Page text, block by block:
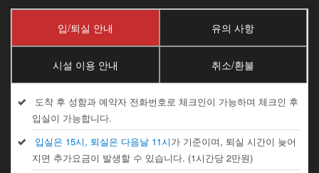
입/퇴실 안내 유의 사항
시설 이용 안내 취소/환불
도착 후 성함과 예약자 전화번호로 체크인이 가능하며 체크인 후
입실이 가능합니다.
입실은 15시, 퇴실은 다음날 11시가 기준이며, 퇴실 시간이 늦어
지면 추가요금이 발생할 수 있습니다. (1시간당 2만원)